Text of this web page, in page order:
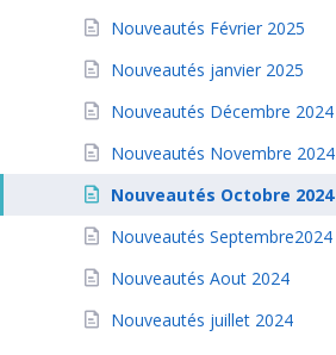
Nouveautés Février 2025
Nouveautés janvier 2025
Nouveautés Décembre 2024
Nouveautés Novembre 2024
Nouveautés Octobre 2024
Nouveautés Septembre2024
Nouveautés Aout 2024
Nouveautés juillet 2024